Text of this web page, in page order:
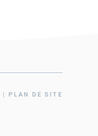
PLAN DE SITE